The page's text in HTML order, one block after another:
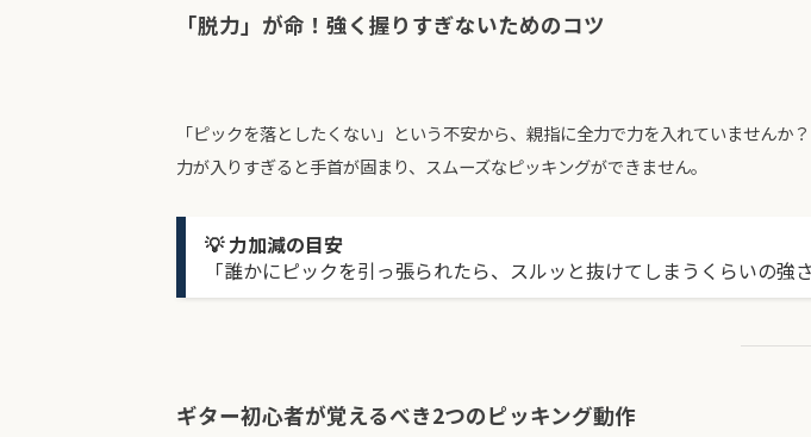
「脱力」が命！強く握りすぎないためのコツ
「ピックを落としたくない」という不安から、親指に全力で力を入れていませんか？
力が入りすぎると手首が固まり、スムーズなピッキングができません。
💡 力加減の目安
「誰かにピックを引っ張られたら、スルッと抜けてしまうくらいの強
ギター初心者が覚えるべき2つのピッキング動作